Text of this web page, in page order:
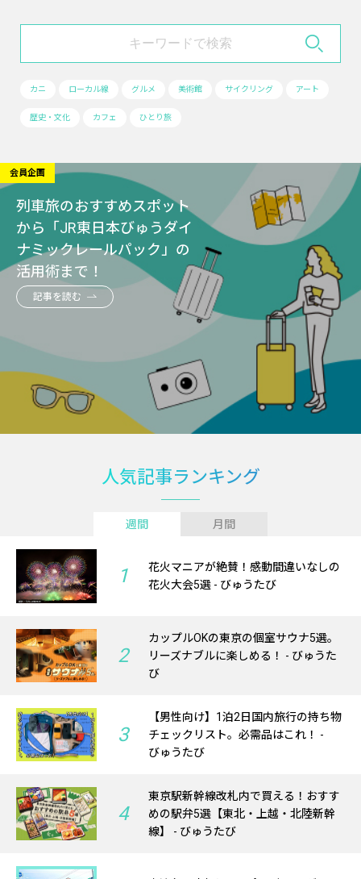
カニ ローカル線 グルメ 美術館 サイクリング アート
歴史・文化 カフェ ひとり旅
会員企画
列車旅のおすすめスポット
から「JR東日本びゅうダイ
ナミックレールパック」の
活用術まで！
記事を読む
人気記事ランキング
週間 月間
1
花火マニアが絶賛！感動間違いなしの
花火大会5選 - びゅうたび
2
カップルOKの東京の個室サウナ5選。
リーズナブルに楽しめる！ - びゅうた
び
3
【男性向け】1泊2日国内旅行の持ち物
チェックリスト。必需品はこれ！ -
びゅうたび
4
東京駅新幹線改札内で買える！おすす
めの駅弁5選【東北・上越・北陸新幹
線】 - びゅうたび